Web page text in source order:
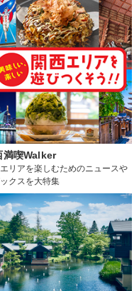
満喫Walker
リアを楽しむためのニュースや
ックスを大特集